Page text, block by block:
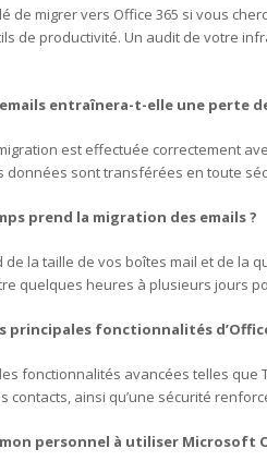
de migrer vers Office 365 si vous
de productivité. Un audit de votre
entraînera-t-elle une perte
est effectuée correctement
données sont transférées en toute
prend la migration des emails ?
de la taille de vos boîtes mail et de la
quelques heures à plusieurs jours
principales fonctionnalités
fonctionnalités avancées telles
contacts, ainsi qu’une sécurité
personnel à utiliser Microsoft